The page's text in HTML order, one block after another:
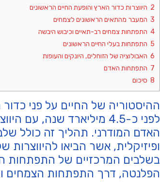
2 היווצרות כדור הארץ והופעת החיים הראשונים
3 המעבר מהתאים הראשונים לצמחים
4 התפתחות צמחים רב-תאיים וכיבוש היבשה
5 התפתחות בעלי החיים הראשונים
6 האבולוציה של הזוחלים, היונקים והעופות
7 התפתחות האדם
8 סיכום
ההיסטוריה של החיים על פני
לפני כ-4.5 מיליארד שנה,
האדם המודרני. תהליך זה כולל
ופיזיקלית, אשר הביאו להיווצרות
בשלבים המרכזיים של התפתחות
הפלנטה, דרך התפתחות הצמחים